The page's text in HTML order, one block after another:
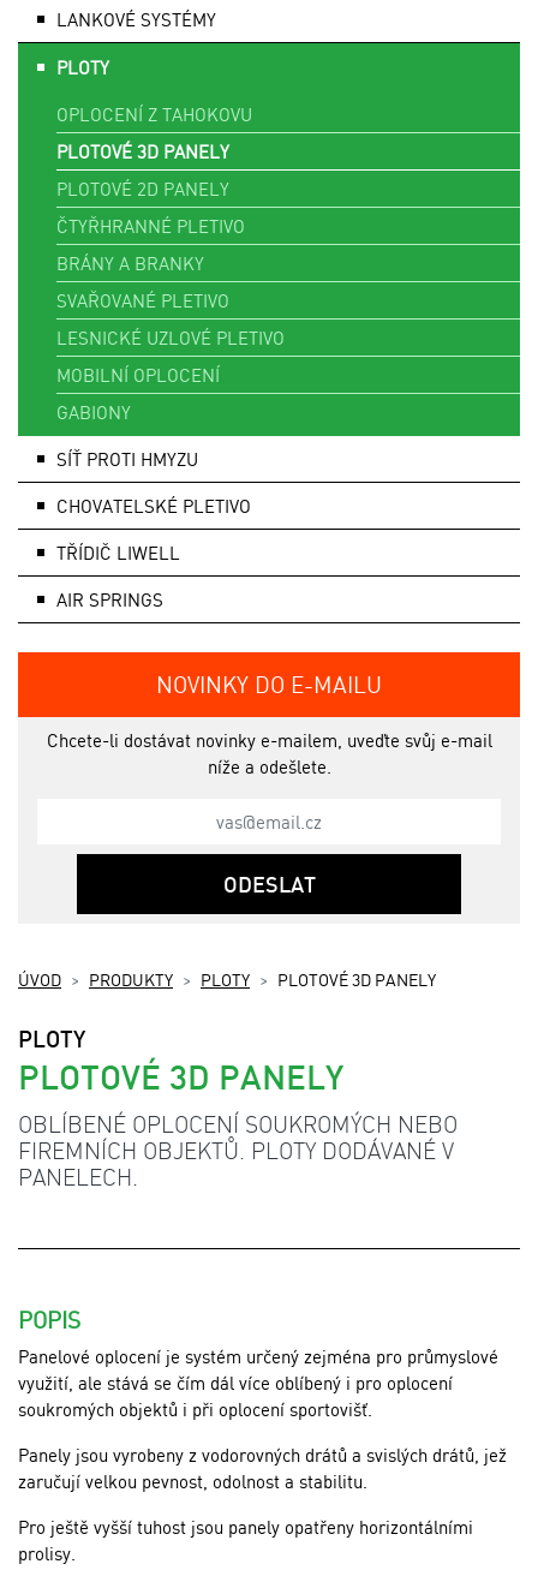
ÚVOD PRODUKTY PLOTY PLOTOVÉ 3D PANELY
PLOTY
PLOTOVÉ 3D PANELY
OBLÍBENÉ OPLOCENÍ SOUKROMÝCH NEBO
FIREMNÍCH OBJEKTŮ. PLOTY DODÁVANÉ V
PANELECH.
POPIS
Panelové oplocení je systém určený zejména pro průmyslové
využití, ale stává se čím dál více oblíbený i pro oplocení
soukromých objektů i při oplocení sportovišť.
Panely jsou vyrobeny z vodorovných drátů a svislých drátů, jež
zaručují velkou pevnost, odolnost a stabilitu.
Pro ještě vyšší tuhost jsou panely opatřeny horizontálními
prolisy.
LANKOVÉ SYSTÉMY
PLOTY
OPLOCENÍ Z TAHOKOVU
PLOTOVÉ 3D PANELY
PLOTOVÉ 2D PANELY
ČTYŘHRANNÉ PLETIVO
BRÁNY A BRANKY
SVAŘOVANÉ PLETIVO
LESNICKÉ UZLOVÉ PLETIVO
MOBILNÍ OPLOCENÍ
GABIONY
SÍŤ PROTI HMYZU
CHOVATELSKÉ PLETIVO
TŘÍDIČ LIWELL
AIR SPRINGS
NOVINKY DO E-MAILU
Chcete-li dostávat novinky e-mailem, uveďte svůj e-mail
níže a odešlete.
ODESLAT